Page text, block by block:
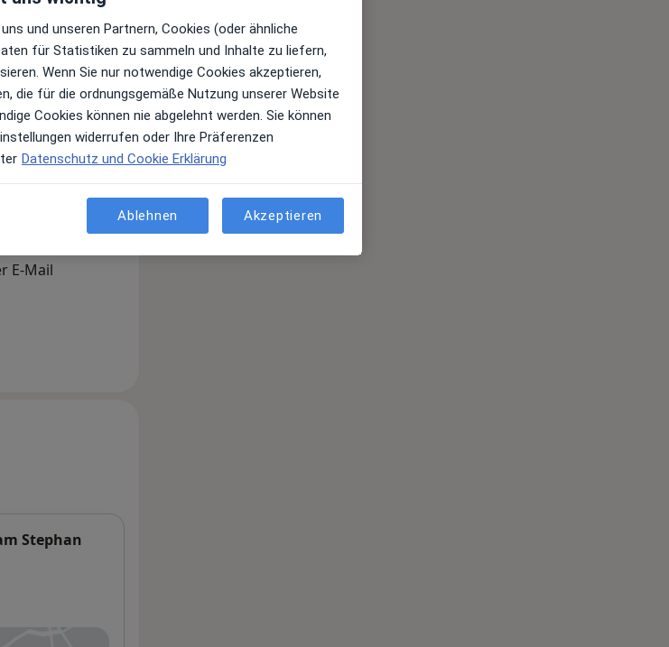
Arzt-Info
Leistungen.
bereits vor
E-Mail
Stephan
und unseren Partnern, Cookies (oder ähnliche
für Statistiken zu sammeln und Inhalte zu liefern,
Wenn Sie nur notwendige Cookies akzeptieren,
die für die ordnungsgemäße Nutzung unserer Website
Cookies können nie abgelehnt werden. Sie können
widerrufen oder Ihre Präferenzen
Datenschutz und Cookie Erklärung
Ablehnen Akzeptieren